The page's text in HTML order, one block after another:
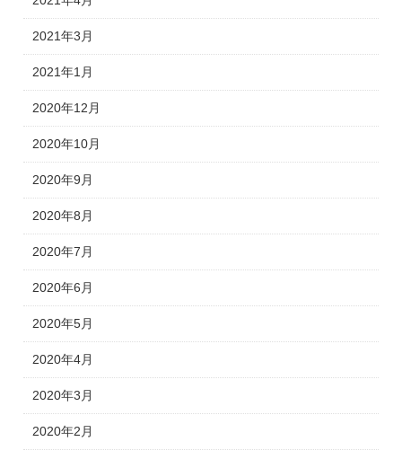
2021年3月
2021年1月
2020年12月
2020年10月
2020年9月
2020年8月
2020年7月
2020年6月
2020年5月
2020年4月
2020年3月
2020年2月